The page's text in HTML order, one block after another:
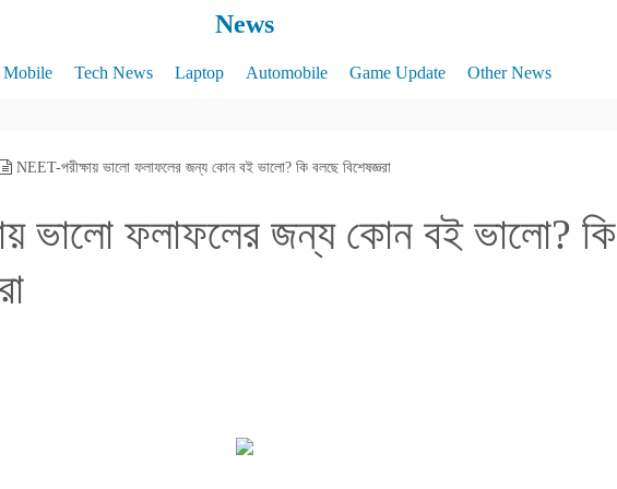
News
Mobile Tech News Laptop Automobile Game Update Other News
NEET-পরীক্ষায় ভালো ফলাফলের জন্য কোন বই ভালো? কি বলছে বিশেষজ্ঞরা
ভালো ফলাফলের জন্য কোন বই ভালো? কি